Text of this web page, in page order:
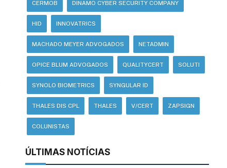
CERMOB DINAMO CYBER SECURITY COMPANY
HID INNOVATRICS
MACHADO MEYER ADVOGADOS NETADMIN
OPICE BLUM ADVOGADOS QUALITYCERT SOLUTI
SYNOLO BIOMETRICS SYNGULAR ID
THALES DIS CPL THALES V/CERT ZAPSIGN
COLUNISTAS
ÚLTIMAS NOTÍCIAS